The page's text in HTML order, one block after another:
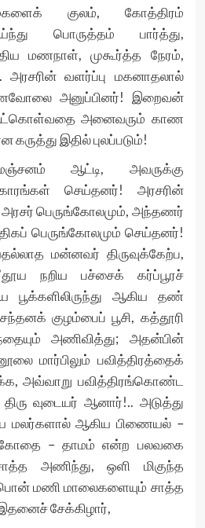
மகளைக் குலம், கோத்திரம்
பொருத்தம் பார்த்து,
மணநாள், முகூர்த்த நேரம்,
அரசரின் வளர்ப்பு மகனாதலால்
அனுப்பினர்! இறைவன்
ஆட்கொள்வதை அனைவரும் காண
இதில் புலப்படும்!
ஆட்டி, அவருக்கு
செய்தனர்! அரசரின்
பெருங்கோலமும், அந்தணர்
பெருங்கோலமும் செய்தனர்!
மன்னவர் திருவுக்கேற்ப,
நறிய பச்சைக் கர்ப்பூரச்
பூக்களிலிருந்து ஆகிய தண்
குழம்பைப் பூசி, கத்தூரி
அணிவித்து; அதன்பின்
மார்பிலும் பவித்திரத்தைக்
அவ்வாறு பவித்திரங்கொண்ட
வுடையர் ஆனார்!.. அடுத்து
மலர்களால் ஆகிய பிணையல் –
– தாமம் என்ற பலவகை
அணிந்து, ஒளி மிகுந்த
மணி மாலைகளையும் சாத்த
சேக்கிழார்,